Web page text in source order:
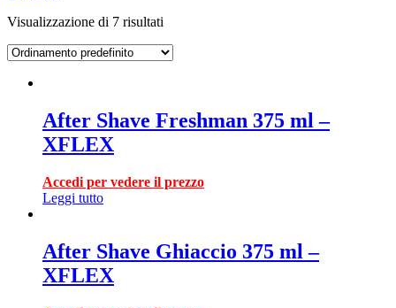
Visualizzazione di 7 risultati
After Shave Freshman 375 ml –
XFLEX
Accedi per vedere il prezzo
Leggi tutto
After Shave Ghiaccio 375 ml –
XFLEX